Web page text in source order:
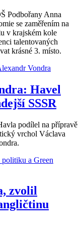
Podbořany Anna
se zaměřením na
v krajském kole
talentovaných
krásné 3. místo.
Havel
SSSR
podílel na přípravě
vrchol Václava
zvolil